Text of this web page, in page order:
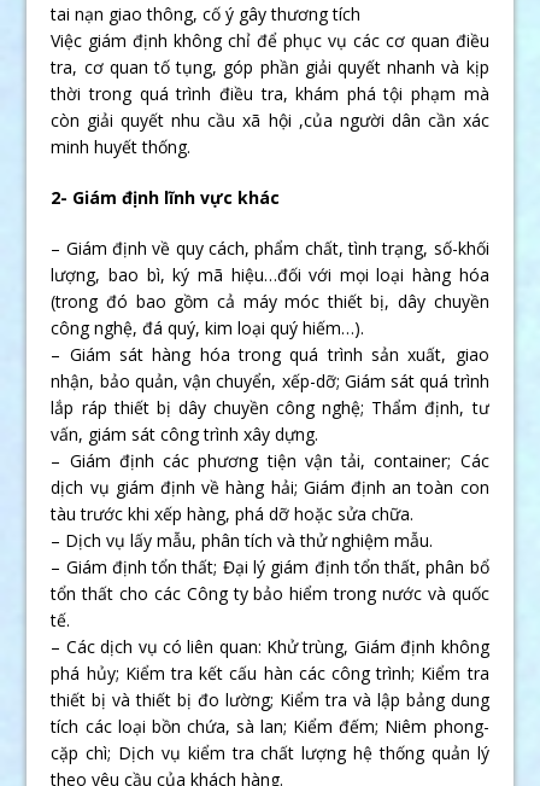
tai nạn giao thông, cố ý gây thương tích
Việc giám định không chỉ để phục vụ các cơ quan điều
tra, cơ quan tố tụng, góp phần giải quyết nhanh và kịp
thời trong quá trình điều tra, khám phá tội phạm mà
còn giải quyết nhu cầu xã hội ,của người dân cần xác
minh huyết thống.
2- Giám định lĩnh vực khác
– Giám định về quy cách, phẩm chất, tình trạng, số-khối
lượng, bao bì, ký mã hiệu…đối với mọi loại hàng hóa
(trong đó bao gồm cả máy móc thiết bị, dây chuyền
công nghệ, đá quý, kim loại quý hiếm…).
– Giám sát hàng hóa trong quá trình sản xuất, giao
nhận, bảo quản, vận chuyển, xếp-dỡ; Giám sát quá trình
lắp ráp thiết bị dây chuyền công nghệ; Thẩm định, tư
vấn, giám sát công trình xây dựng.
– Giám định các phương tiện vận tải, container; Các
dịch vụ giám định về hàng hải; Giám định an toàn con
tàu trước khi xếp hàng, phá dỡ hoặc sửa chữa.
– Dịch vụ lấy mẫu, phân tích và thử nghiệm mẫu.
– Giám định tổn thất; Đại lý giám định tổn thất, phân bổ
tổn thất cho các Công ty bảo hiểm trong nước và quốc
tế.
– Các dịch vụ có liên quan: Khử trùng, Giám định không
phá hủy; Kiểm tra kết cấu hàn các công trình; Kiểm tra
thiết bị và thiết bị đo lường; Kiểm tra và lập bảng dung
tích các loại bồn chứa, sà lan; Kiểm đếm; Niêm phong-
cặp chì; Dịch vụ kiểm tra chất lượng hệ thống quản lý
theo yêu cầu của khách hàng.